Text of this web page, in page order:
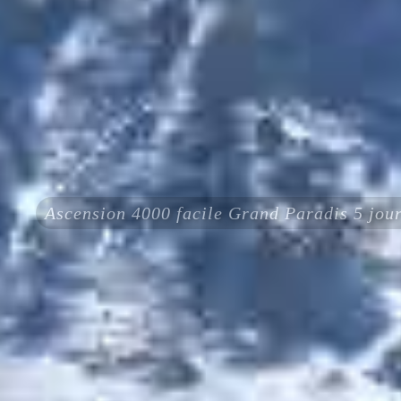
Ascension 4000 facile Grand Paradis 5